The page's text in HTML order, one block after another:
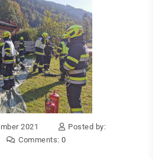
2021
Posted by:
Comments: 0